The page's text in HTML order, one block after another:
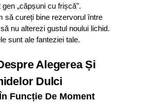
„căpșuni cu frișcă".
să cureți bine rezervorul între
nu alterezi gustul noului lichid.
sunt ale fanteziei tale.
Alegerea Și
Dulci
Funcție De Moment